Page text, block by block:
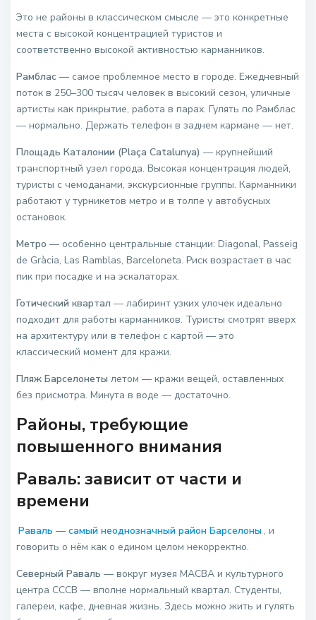
Это не районы в классическом смысле — это конкретные
места с высокой концентрацией туристов и
соответственно высокой активностью карманников.
Рамблас — самое проблемное место в городе. Ежедневный
поток в 250–300 тысяч человек в высокий сезон, уличные
артисты как прикрытие, работа в парах. Гулять по Рамблас
— нормально. Держать телефон в заднем кармане — нет.
Площадь Каталонии (Plaça Catalunya) — крупнейший
транспортный узел города. Высокая концентрация людей,
туристы с чемоданами, экскурсионные группы. Карманники
работают у турникетов метро и в толпе у автобусных
остановок.
Метро — особенно центральные станции: Diagonal, Passeig
de Gràcia, Las Ramblas, Barceloneta. Риск возрастает в час
пик при посадке и на эскалаторах.
Готический квартал — лабиринт узких улочек идеально
подходит для работы карманников. Туристы смотрят вверх
на архитектуру или в телефон с картой — это
классический момент для кражи.
Пляж Барселонеты летом — кражи вещей, оставленных
без присмотра. Минута в воде — достаточно.
Районы, требующие
повышенного внимания
Раваль: зависит от части и
времени
Раваль — самый неоднозначный район Барселоны , и
говорить о нём как о едином целом некорректно.
Северный Раваль — вокруг музея MACBA и культурного
центра CCCB — вполне нормальный квартал. Студенты,
галереи, кафе, дневная жизнь. Здесь можно жить и гулять